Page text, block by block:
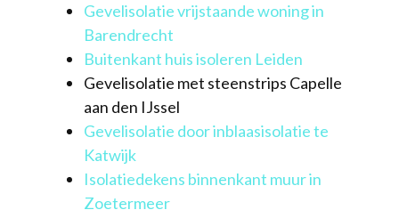
Gevelisolatie vrijstaande woning in
Barendrecht
Buitenkant huis isoleren Leiden
Gevelisolatie met steenstrips Capelle
aan den IJssel
Gevelisolatie door inblaasisolatie te
Katwijk
Isolatiedekens binnenkant muur in
Zoetermeer